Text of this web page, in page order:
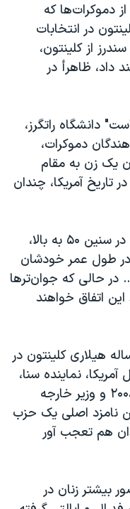
دموکرات‌ها که
در انتخابات
از کلینتون،
داد، ظاهرأ در
دانشگاه راتگرز،
دموکرات،
یک زن به مقام
تاریخ آمریکا، چندان
به عقیده دبی والش "زنان، به ویژه در سنین ۵۰ به بالا،
طول عمر خودشان
در حالی که جوان‌ترها
اتفاق خواهند
بسیاری، به دلیل حضور ۲۰ ساله هیلاری کلینتون در
نماینده سنا،
داوطلب نامزدی انتخابات در سال ۲۰۰۸ و وزیر خارجه
نامزد اصلی یک حزب
هم تعجب آور
بیشتر زنان در